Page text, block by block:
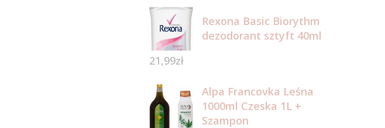
Rexona Basic Biorythm
dezodorant sztyft 40ml
21,99zł
Alpa Francovka Leśna
1000ml Czeska 1L +
Szampon